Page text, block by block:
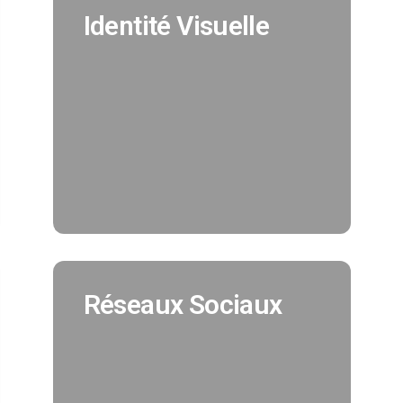
Identité Visuelle
Identité Visuelle
Réseaux Sociaux
Réseaux Sociaux